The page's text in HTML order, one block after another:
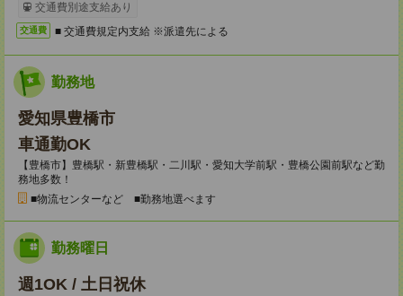
交通費別途支給あり
交通費 ■ 交通費規定内支給 ※派遣先による
勤務地
愛知県豊橋市
車通勤OK
【豊橋市】豊橋駅・新豊橋駅・二川駅・愛知大学前駅・豊橋公園前駅など勤
務地多数！
■物流センターなど ■勤務地選べます
勤務曜日
週1OK / 土日祝休